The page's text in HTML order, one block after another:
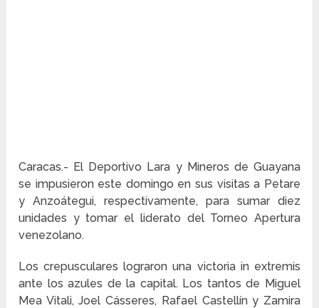
Caracas.- El Deportivo Lara y Mineros de Guayana
se impusieron este domingo en sus visitas a Petare
y Anzoátegui, respectivamente, para sumar diez
unidades y tomar el liderato del Torneo Apertura
venezolano.
Los crepusculares lograron una victoria in extremis
ante los azules de la capital. Los tantos de Miguel
Mea Vitali, Joel Cásseres, Rafael Castellín y Zamira